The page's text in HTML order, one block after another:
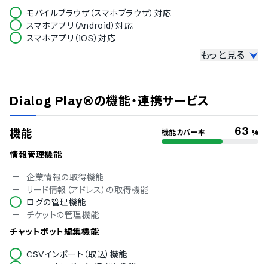
モバイルブラウザ（スマホブラウザ）対応
スマホアプリ（Android）対応
スマホアプリ（iOS）対応
冗長化
通信の暗号化
IP制限
二要素認証・二段階認証
シングルサインオン
英語
中国語
オランダ語
フィンランド語
ドイツ語
もっと見る
Dialog Play®の機能・連携サービス
機能 機能カバー率 63 %
情報管理機能
企業情報の取得機能
リード情報（アドレス）の取得機能
ログの管理機能
チケットの管理機能
チャットボット編集機能
CSVインポート（取込）機能